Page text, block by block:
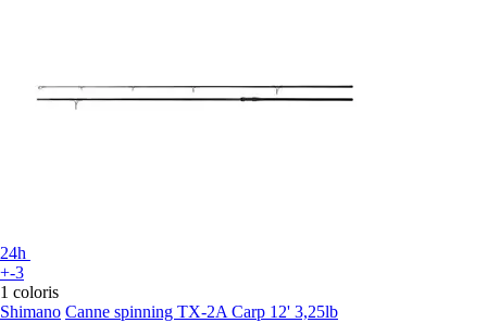
24h
+-3
1 coloris
Shimano Canne spinning TX-2A Carp 12' 3,25lb